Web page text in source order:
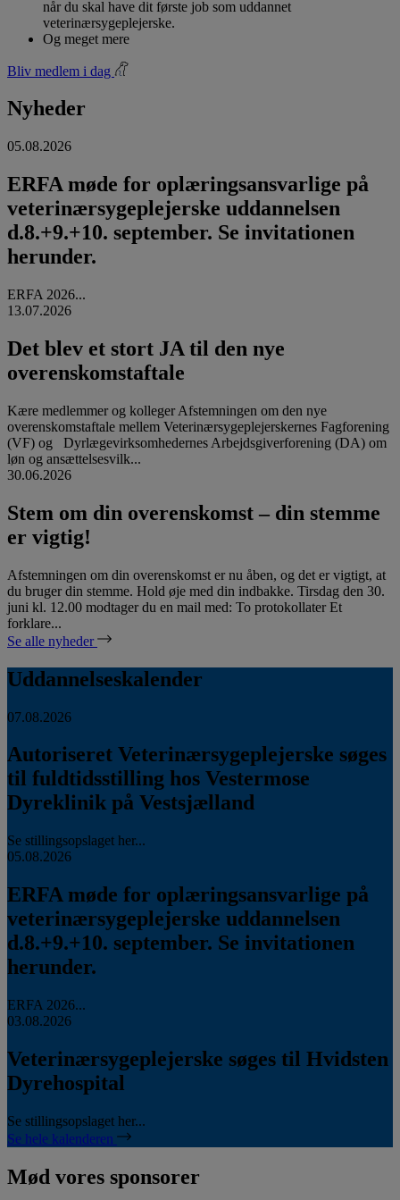
når du skal have dit første job som uddannet
veterinærsygeplejerske.
Og meget mere
Bliv medlem i dag
Nyheder
05.08.2026
ERFA møde for oplæringsansvarlige på
veterinærsygeplejerske uddannelsen
d.8.+9.+10. september. Se invitationen
herunder.
ERFA 2026...
13.07.2026
Det blev et stort JA til den nye
overenskomstaftale
Kære medlemmer og kolleger Afstemningen om den nye
overenskomstaftale mellem Veterinærsygeplejerskernes Fagforening
(VF) og Dyrlægevirksomhedernes Arbejdsgiverforening (DA) om
løn og ansættelsesvilk...
30.06.2026
Stem om din overenskomst – din stemme
er vigtig!
Afstemningen om din overenskomst er nu åben, og det er vigtigt, at
du bruger din stemme. Hold øje med din indbakke. Tirsdag den 30.
juni kl. 12.00 modtager du en mail med: To protokollater Et
forklare...
Se alle nyheder
Uddannelseskalender
07.08.2026
Autoriseret Veterinærsygeplejerske søges
til fuldtidsstilling hos Vestermose
Dyreklinik på Vestsjælland
Se stillingsopslaget her...
05.08.2026
ERFA møde for oplæringsansvarlige på
veterinærsygeplejerske uddannelsen
d.8.+9.+10. september. Se invitationen
herunder.
ERFA 2026...
03.08.2026
Veterinærsygeplejerske søges til Hvidsten
Dyrehospital
Se stillingsopslaget her...
Se hele kalenderen
Mød vores sponsorer